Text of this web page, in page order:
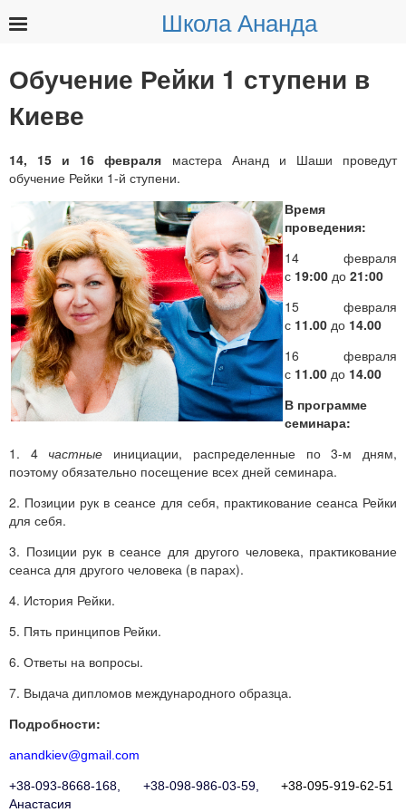
Школа Ананда
Обучение Рейки 1 ступени в
Киеве
14, 15 и 16 февраля мастера Ананд и Шаши проведут
обучение Рейки 1-й ступени.
Время
проведения:
14 февраля
с 19:00 до 21:00
15 февраля
с 11.00 до 14.00
16 февраля
с 11.00 до 14.00
В программе
семинара:
1. 4 частные инициации, распределенные по 3-м дням,
поэтому обязательно посещение всех дней семинара.
2. Позиции рук в сеансе для себя, практикование сеанса Рейки
для себя.
3. Позиции рук в сеансе для другого человека, практикование
сеанса для другого человека (в парах).
4. История Рейки.
5. Пять принципов Рейки.
6. Ответы на вопросы.
7. Выдача дипломов международного образца.
Подробности:
anandkiev@gmail.com
+38-093-8668-168, +38-098-986-03-59, +38-095-919-62-51
Анастасия